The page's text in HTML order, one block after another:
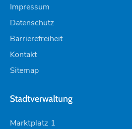
Impressum
Datenschutz
Barrierefreiheit
Kontakt
Sitemap
Stadtverwaltung
Marktplatz 1